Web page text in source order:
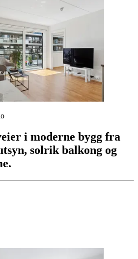
i moderne bygg fra
solrik balkong og